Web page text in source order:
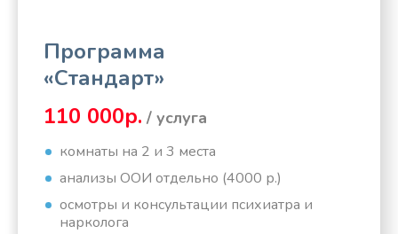
Программа
«Стандарт»
110 000р. / услуга
комнаты на 2 и 3 места
анализы ООИ отдельно (4000 р.)
осмотры и консультации психиатра и
нарколога